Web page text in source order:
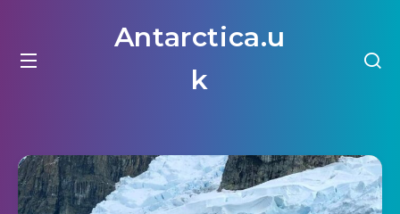
Antarctica.u
k